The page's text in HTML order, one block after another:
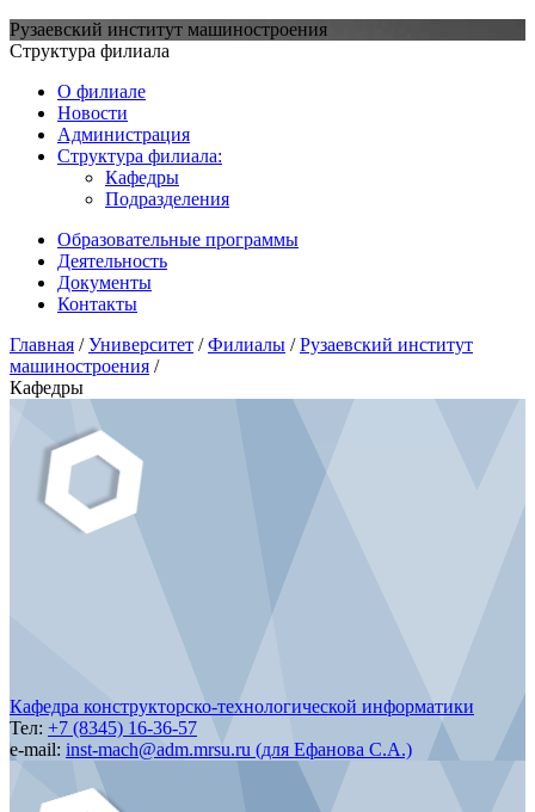
Рузаевский институт машиностроения
Структура филиала
О филиале
Новости
Администрация
Структура филиала:
Кафедры
Подразделения
Образовательные программы
Деятельность
Документы
Контакты
Главная /Университет /Филиалы /Рузаевский институт
машиностроения /
Кафедры
Кафедра конструкторско-технологической информатики
Тел: +7 (8345) 16-36-57
e-mail: inst-mach@adm.mrsu.ru (для Ефанова С.А.)